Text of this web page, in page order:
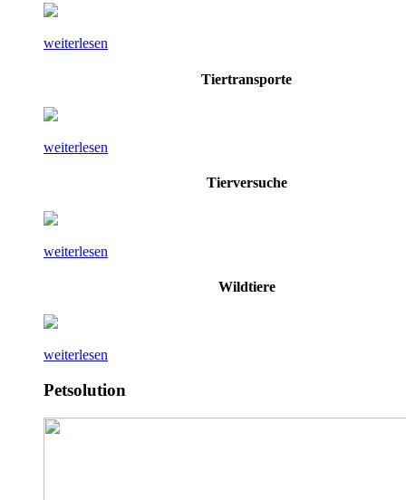
weiterlesen
Tiertransporte
weiterlesen
Tierversuche
weiterlesen
Wildtiere
weiterlesen
Petsolution